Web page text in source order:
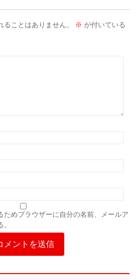
ることはありません。 ※ が付いている
ためブラウザーに自分の名前、メールア